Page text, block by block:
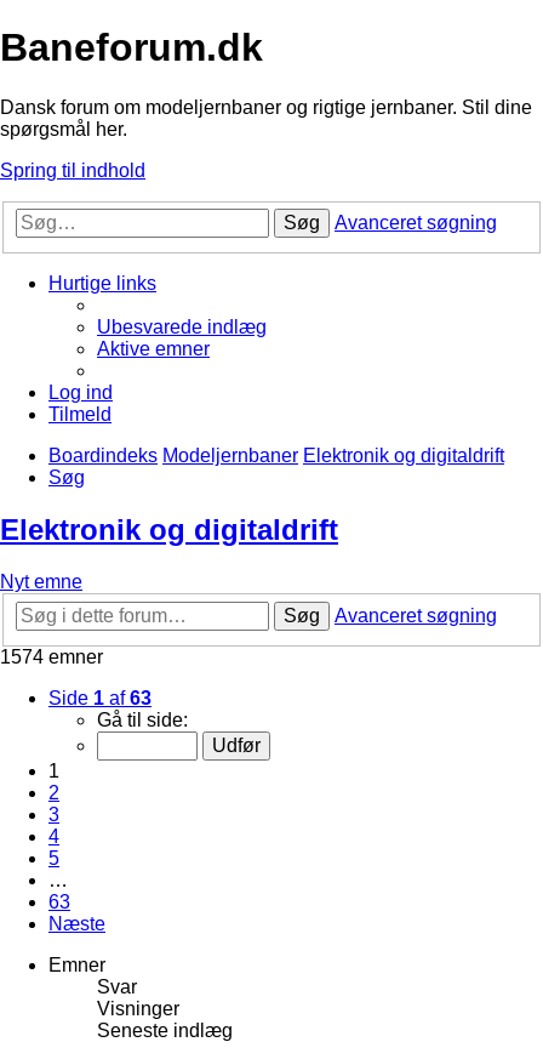
Baneforum.dk
Dansk forum om modeljernbaner og rigtige jernbaner. Stil dine
spørgsmål her.
Spring til indhold
Søg Avanceret søgning
Hurtige links
Ubesvarede indlæg
Aktive emner
Log ind
Tilmeld
Boardindeks Modeljernbaner Elektronik og digitaldrift
Søg
Elektronik og digitaldrift
Nyt emne
Søg
Avanceret søgning
1574 emner
Side 1 af63
Gå til side:
1
2
3
4
5
…
63
Næste
Emner
Svar
Visninger
Seneste indlæg